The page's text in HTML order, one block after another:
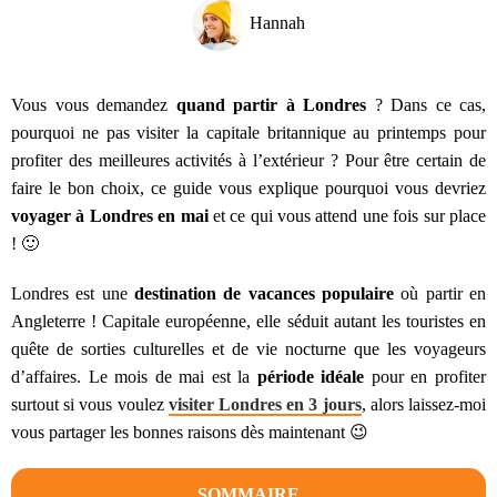
Hannah
Vous vous demandez quand partir à Londres ? Dans ce cas,
pourquoi ne pas visiter la capitale britannique au printemps pour
profiter des meilleures activités à l’extérieur ? Pour être certain de
faire le bon choix, ce guide vous explique pourquoi vous devriez
voyager à Londres en maiet ce qui vous attend une fois sur place
! 🙂
Londres est une destination de vacances populaire où partir en
Angleterre ! Capitale européenne, elle séduit autant les touristes en
quête de sorties culturelles et de vie nocturne que les voyageurs
d’affaires. Le mois de mai est la période idéale pour en profiter
surtout si vous voulez visiter Londres en 3 jours, alors laissez-moi
vous partager les bonnes raisons dès maintenant 😉